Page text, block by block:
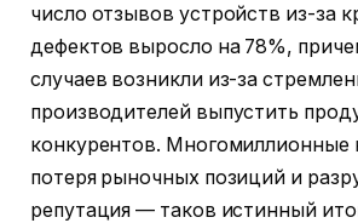
число отзывов устройств из-за
дефектов выросло на 78%,
случаев возникли из-за
производителей выпустить
конкурентов. Многомиллионные
потеря рыночных позиций и
репутация — таков истинный